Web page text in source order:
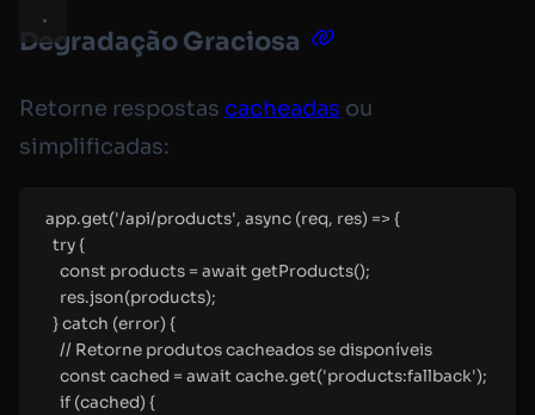
Degradação Graciosa
Retorne respostas cacheadas ou
simplificadas:
app.get('/api/products', async (req, res) => {
try {
const products = await getProducts();
res.json(products);
} catch (error) {
// Retorne produtos cacheados se disponíveis
const cached = await cache.get('products:fallback');
if (cached) {